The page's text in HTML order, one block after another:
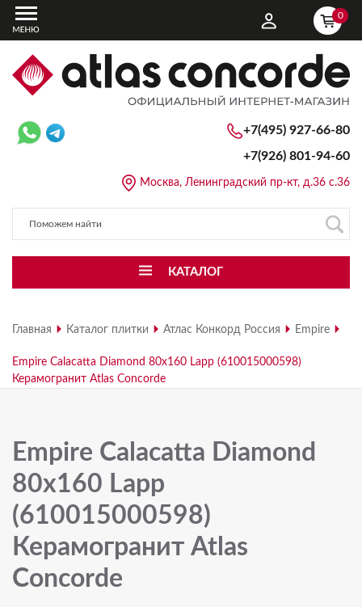
0
Москва, Ленинградский пр-кт, д.36 с.36
КАТАЛОГ
+7(495) 927-66-80
+7(926) 801-94-60
Главная Каталог плитки Атлас Конкорд Россия Empire
Empire Calacatta Diamond 80x160 Lapp (610015000598)
Керамогранит Atlas Concorde
Empire Calacatta Diamond
80x160 Lapp
(610015000598)
Керамогранит Atlas
Concorde